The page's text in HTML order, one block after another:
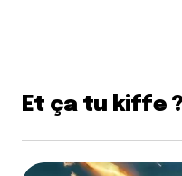
Et ça tu kiffe ?